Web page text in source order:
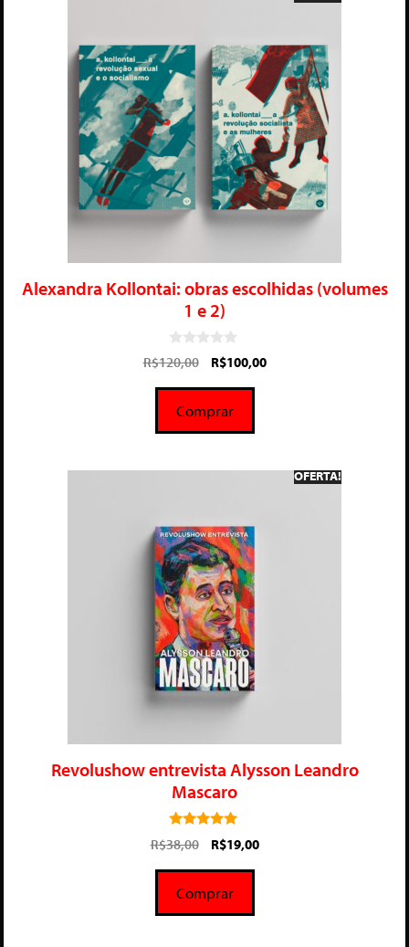
Alexandra Kollontai: obras escolhidas (volumes
1 e 2)
0
d
5
R$120,00 R$100,00
Comprar
OFERTA!
Revolushow entrevista Alysson Leandro
Mascaro
5.00
de 5
R$38,00 R$19,00
Comprar